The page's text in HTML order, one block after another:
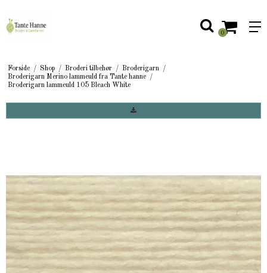
0
Forside / Shop / Broderi tilbehør / Broderigarn
/
Broderigarn Merino lammeuld fra Tante hanne /
Broderigarn lammeuld 105 Bleach White